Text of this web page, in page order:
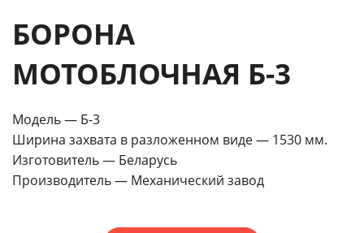
БОРОНА
МОТОБЛОЧНАЯ Б-3
Модель — Б-3
Ширина захвата в разложенном виде — 1530 мм.
Изготовитель — Беларусь
Производитель — Механический завод